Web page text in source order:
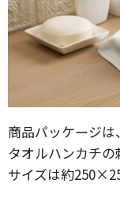
商品パッケージは
タオルハンカチ
サイズは約